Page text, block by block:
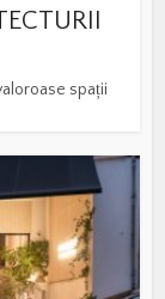
spații